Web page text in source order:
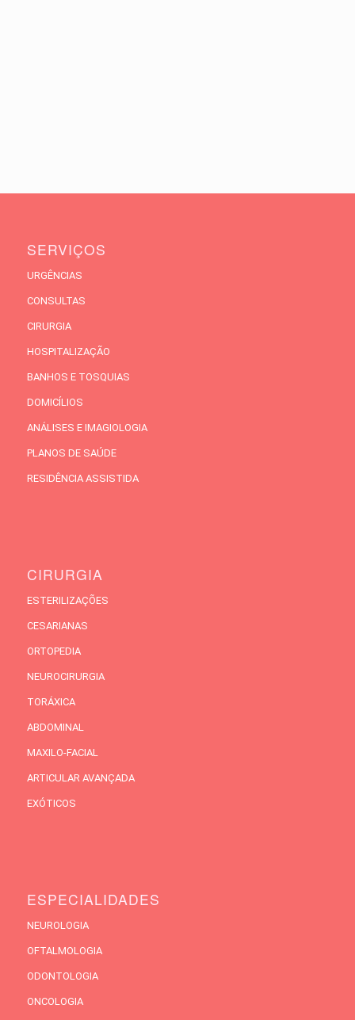
SERVIÇOS
URGÊNCIAS
CONSULTAS
CIRURGIA
HOSPITALIZAÇÃO
BANHOS E TOSQUIAS
DOMICÍLIOS
ANÁLISES E IMAGIOLOGIA
PLANOS DE SAÚDE
RESIDÊNCIA ASSISTIDA
CIRURGIA
ESTERILIZAÇÕES
CESARIANAS
ORTOPEDIA
NEUROCIRURGIA
TORÁXICA
ABDOMINAL
MAXILO-FACIAL
ARTICULAR AVANÇADA
EXÓTICOS
ESPECIALIDADES
NEUROLOGIA
OFTALMOLOGIA
ODONTOLOGIA
ONCOLOGIA